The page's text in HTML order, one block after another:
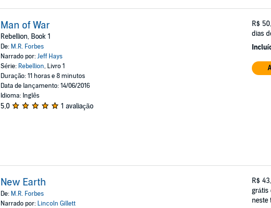
Man of War
Rebellion, Book 1
De: M.R. Forbes
Narrado por:Jeff Hays
Série: Rebellion, Livro 1
Duração: 11 horas e 8 minutos
Data de lançamento: 14/06/2016
Idioma: Inglês
5,0 1 avaliação
R$
dias
New Earth
De: M.R. Forbes
Narrado por: Lincoln Gillett
R$
grátis
neste